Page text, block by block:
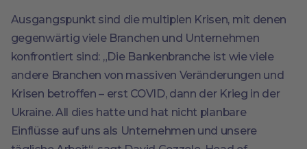
Ausgangspunkt sind die multiplen Krisen, mit denen
gegenwärtig viele Branchen und Unternehmen
konfrontiert sind: „Die Bankenbranche ist wie viele
andere Branchen von massiven Veränderungen und
Krisen betroffen – erst COVID, dann der Krieg in der
Ukraine. All dies hatte und hat nicht planbare
Einflüsse auf uns als Unternehmen und unsere